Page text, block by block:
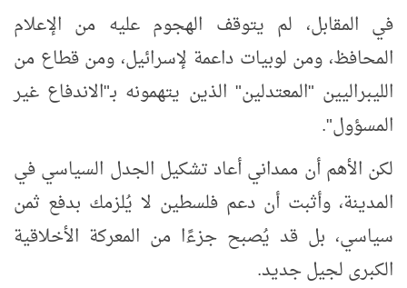
في المقابل، لم يتوقف الهجوم عليه من الإعلام
المحافظ، ومن لوبيات داعمة لإسرائيل، ومن قطاع من
الليبراليين "المعتدلين" الذين يتهمونه بـ"الاندفاع غير
المسؤول".
لكن الأهم أن ممداني أعاد تشكيل الجدل السياسي في
المدينة، وأثبت أن دعم فلسطين لا يُلزمك بدفع ثمن
سياسي، بل قد يُصبح جزءًا من المعركة الأخلاقية
الكبرى لجيل جديد.